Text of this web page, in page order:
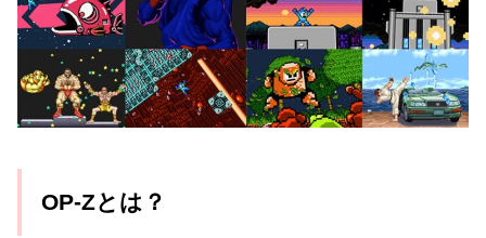
OP-Zとは？